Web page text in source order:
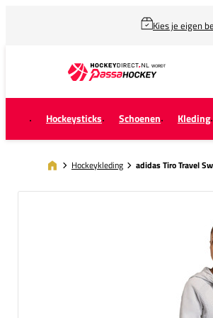
Kies je eigen
Hockeysticks Schoenen Kleding
Hockeykleding adidas Tiro Travel